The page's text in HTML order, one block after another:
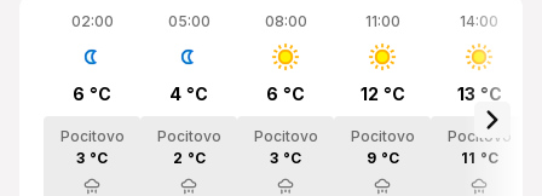
02:00
6 °C
Pocitovo
3 °C
05:00
4 °C
Pocitovo
2 °C
08:00
6 °C
Pocitovo
3 °C
11:00
12 °C
Pocitovo
9 °C
14:00
13 °C
Pocitovo
11 °C